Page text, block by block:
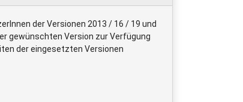
der Versionen 2013 / 16 / 19 und
gewünschten Version zur Verfügung
der eingesetzten Versionen